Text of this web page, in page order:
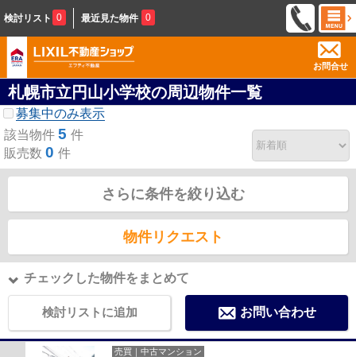
検討リスト 0 最近見た物件 0
お問合せ
札幌市立円山小学校の周辺物件一覧
募集中のみ表示
該当物件 5 件
販売数 0 件
さらに条件を絞り込む
物件リクエスト
チェックした物件をまとめて
検討リストに追加 お問い合わせ
売買｜中古マンション